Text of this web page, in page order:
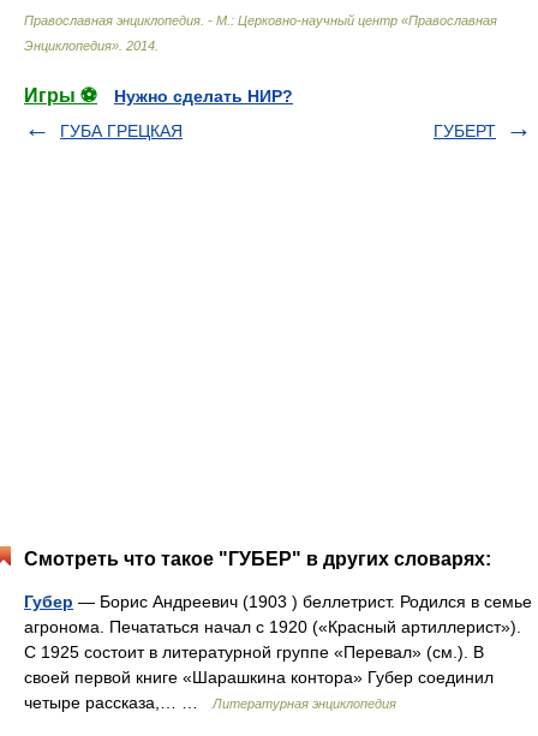
Православная энциклопедия. - М.: Церковно-научный центр «Православная
Энциклопедия» 2014
Игры ⚽
Нужно сделать НИР?
ГУБА ГРЕЦКАЯ
ГУБЕРТ
Смотреть что такое "ГУБЕР" в других словарях:
Губер — Борис Андреевич (1903 ) беллетрист. Родился в семье
агронома. Печататься начал с 1920 («Красный артиллерист»).
С 1925 состоит в литературной группе «Перевал» (см.). В
своей первой книге «Шарашкина контора» Губер соединил
четыре рассказа,… …
Литературная энциклопедия